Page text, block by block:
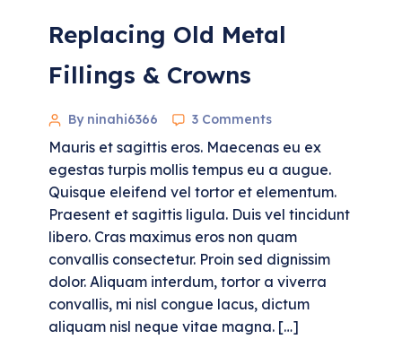
Replacing Old Metal
Fillings & Crowns
By ninahi6366 3 Comments
Mauris et sagittis eros. Maecenas eu ex
egestas turpis mollis tempus eu a augue.
Quisque eleifend vel tortor et elementum.
Praesent et sagittis ligula. Duis vel tincidunt
libero. Cras maximus eros non quam
convallis consectetur. Proin sed dignissim
dolor. Aliquam interdum, tortor a viverra
convallis, mi nisl congue lacus, dictum
aliquam nisl neque vitae magna. […]